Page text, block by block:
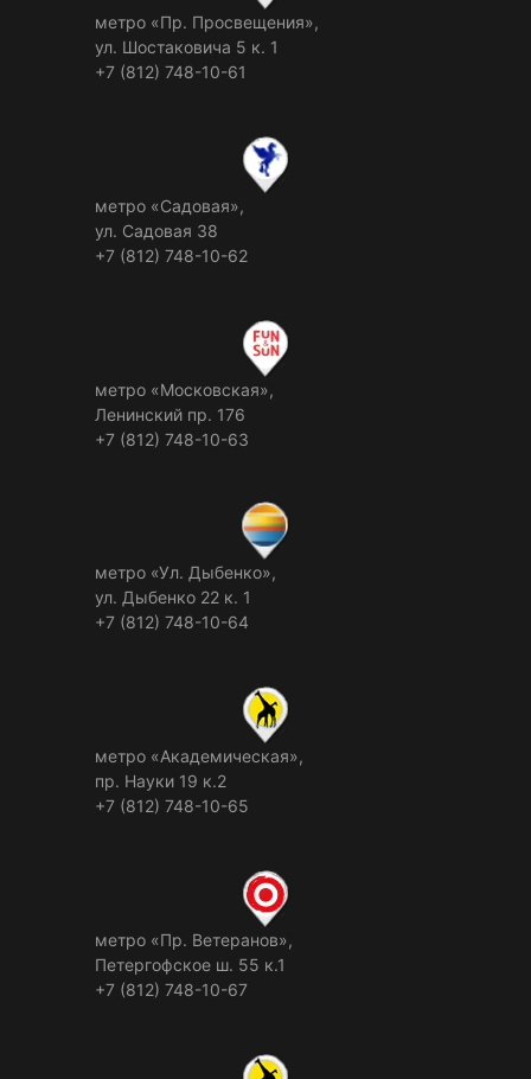
метро «Пр. Просвещения»,
ул. Шостаковича 5 к. 1
+7 (812) 748-10-61
метро «Садовая»,
ул. Садовая 38
+7 (812) 748-10-62
метро «Московская»,
Ленинский пр. 176
+7 (812) 748-10-63
метро «Ул. Дыбенко»,
ул. Дыбенко 22 к. 1
+7 (812) 748-10-64
метро «Академическая»,
пр. Науки 19 к.2
+7 (812) 748-10-65
метро «Пр. Ветеранов»,
Петергофское ш. 55 к.1
+7 (812) 748-10-67